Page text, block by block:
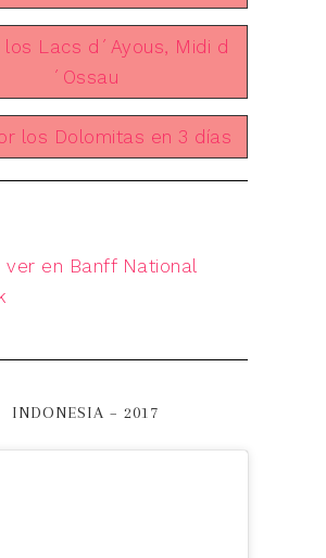
los Lacs d´Ayous, Midi d
´Ossau
los Dolomitas en 3 días
ver en Banff National
INDONESIA – 2017